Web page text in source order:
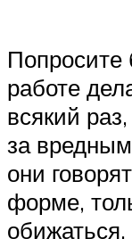
Попросите
работе
всякий
за
они
форме,
обижаться.